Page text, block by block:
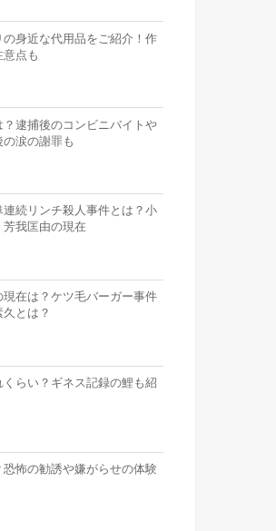
の身近な代用品をご紹介！作
意点も
？逮捕後のコンビニバイトや
涙の謝罪も
連続リンチ殺人事件とは？小
我匡由の現在
在は？ケツ毛バーガー事件
とは？
らい？ギネス記録の鯉も紹
怖の勧誘や嫌がらせの体験